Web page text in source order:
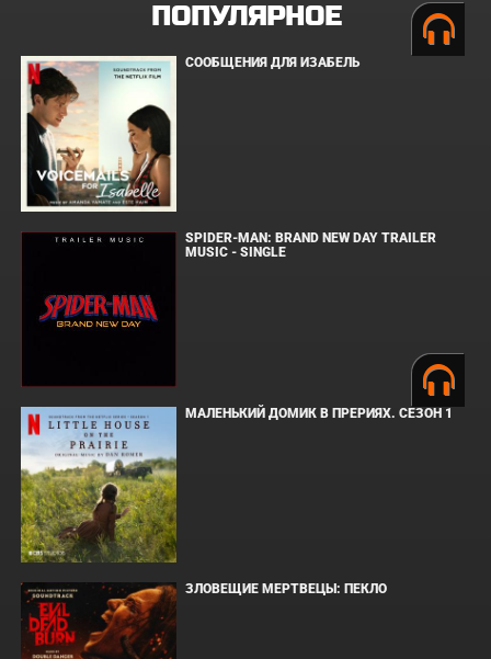
ПОПУЛЯРНОЕ
СООБЩЕНИЯ ДЛЯ ИЗАБЕЛЬ
SPIDER-MAN: BRAND NEW DAY TRAILER
MUSIC - SINGLE
МАЛЕНЬКИЙ ДОМИК В ПРЕРИЯХ. СЕЗОН 1
ЗЛОВЕЩИЕ МЕРТВЕЦЫ: ПЕКЛО